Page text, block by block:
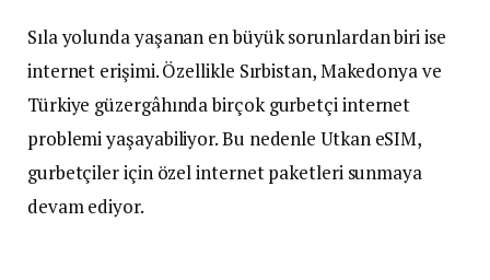
Sıla yolunda yaşanan en büyük sorunlardan biri ise
internet erişimi. Özellikle Sırbistan, Makedonya ve
Türkiye güzergâhında birçok gurbetçi internet
problemi yaşayabiliyor. Bu nedenle Utkan eSIM,
gurbetçiler için özel internet paketleri sunmaya
devam ediyor.